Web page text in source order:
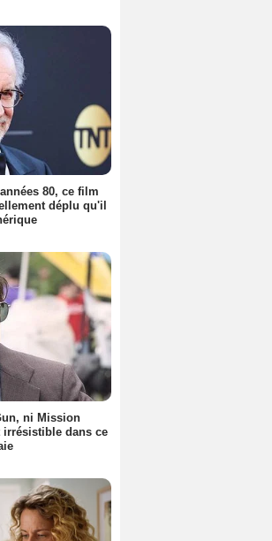
80, ce film
déplu qu'il
ni Mission
irrésistible dans ce